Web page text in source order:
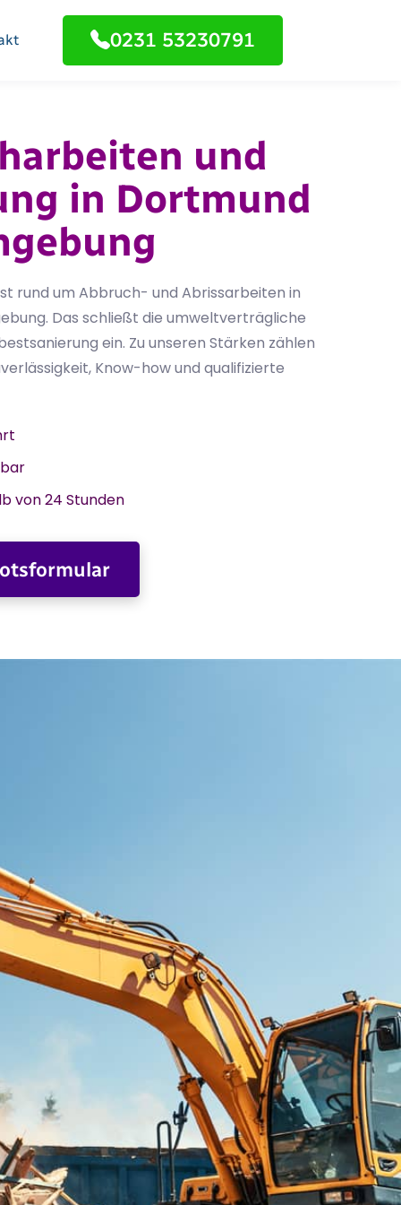
0231 53230791
und
in Dortmund
rund um Abbruch- und Abrissarbeiten in
Das schließt die umweltverträgliche
ein. Zu unseren Stärken zählen
Know-how und qualifizierte
von 24 Stunden